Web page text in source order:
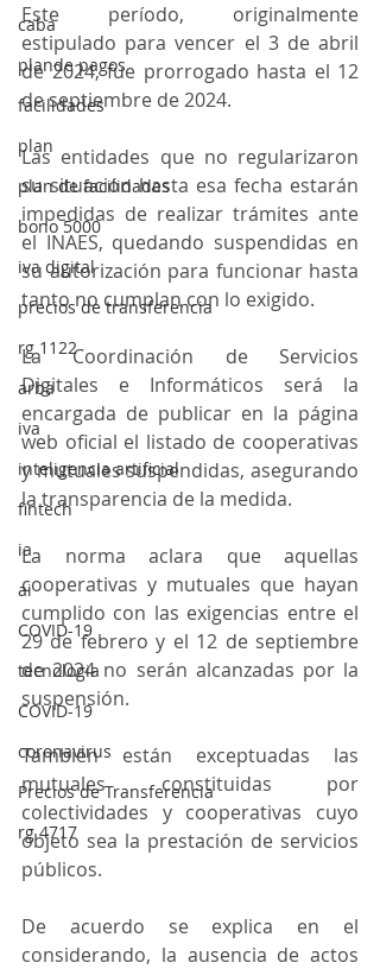
caba
plande pagos
facilidades
plan
plan de facilidades
bono 5000
iva digital
precios de transferencia
rg 1122
arba
iva
inteligencia artificial
fintech
ia
ai
COVID-19
tecnologia
COVID-19
coronavirus
Precios de Transferencia
rg 4717
Este período, originalmente
estipulado para vencer el 3 de abril
de 2024, fue prorrogado hasta el 12
de septiembre de 2024.
Las entidades que no regularizaron
su situación hasta esa fecha estarán
impedidas de realizar trámites ante
el INAES, quedando suspendidas en
su autorización para funcionar hasta
tanto no cumplan con lo exigido.
La Coordinación de Servicios
Digitales e Informáticos será la
encargada de publicar en la página
web oficial el listado de cooperativas
y mutuales suspendidas, asegurando
la transparencia de la medida.
La norma aclara que aquellas
cooperativas y mutuales que hayan
cumplido con las exigencias entre el
29 de febrero y el 12 de septiembre
de 2024 no serán alcanzadas por la
suspensión.
También están exceptuadas las
mutuales constituidas por
colectividades y cooperativas cuyo
objeto sea la prestación de servicios
públicos.
De acuerdo se explica en el
considerando, la ausencia de actos